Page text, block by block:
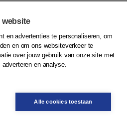
jaren klinkt de zorg dat de
Maar hoe moeten we die
een teken van verval,
website
en advertenties te personaliseren, om
en om ons websiteverkeer te
over jouw gebruik van onze site met
en analyse.
Alle cookies toestaan